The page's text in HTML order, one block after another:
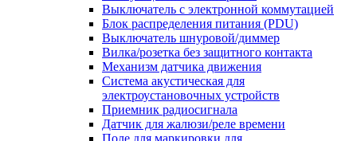
Выключатель с электронной коммутацией
Блок распределения питания (PDU)
Выключатель шнуровой/диммер
Вилка/розетка без защитного контакта
Механизм датчика движения
Система акустическая для
электроустановочных устройств
Приемник радиосигнала
Датчик для жалюзи/реле времени
Поле для маркировки для